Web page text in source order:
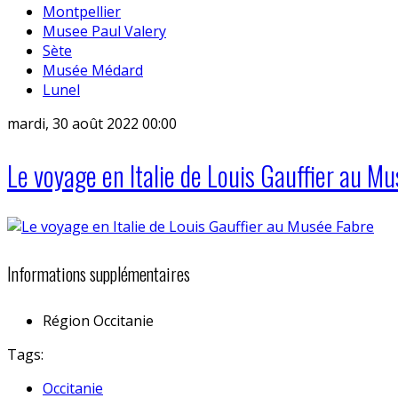
Montpellier
Musee Paul Valery
Sète
Musée Médard
Lunel
mardi, 30 août 2022 00:00
Le voyage en Italie de Louis Gauffier au
Informations supplémentaires
Région Occitanie
Tags:
Occitanie